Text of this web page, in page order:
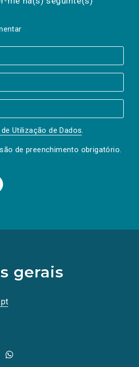
Utilização de Dados.
de preenchimento obrigatório.
gerais